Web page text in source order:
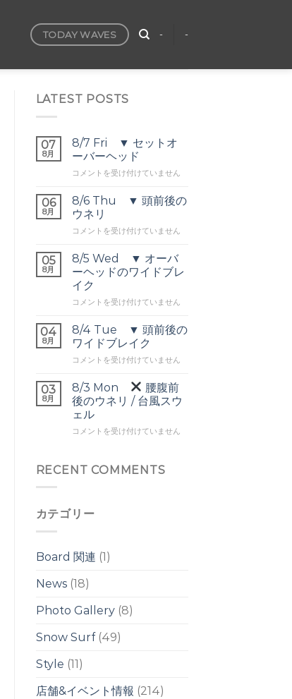
TODAY WAVES - -
LATEST POSTS
07
8月
8/7 Fri ▼ セットオ
ーバーヘッド
8/7
▼
セ
ッ
ト
ー
ヘ
ッ
は
コメントを受け付けていません
06
8月
8/6 Thu ▼ 頭前後の
ウネリ
8/6
▼
頭
後
の
ネ
リ
は
コメントを受け付けていません
05
8月
8/5 Wed ▼ オーバ
ーヘッドのワイドブレ
イク
8/5
▼
オ
ー
バ
ヘ
ッ
ド
の
ワ
ブ
は
コメントを受け付けていません
04
8月
8/4 Tue ▼ 頭前後の
ワイドブレイク
8/4
▼
頭
前
後
の
ド
ク
コメントを受け付けていません
03
8月
8/3 Mon
腰腹前
後のウネリ / 台風スウ
ェル
8/3
腰
の
リ
/
風
ウ
ル
コメントを受け付けていません
RECENT COMMENTS
カテゴリー
Board 関連 (1)
News(18)
Photo Gallery(8)
Snow Surf(49)
Style (11)
店舗&イベント情報 (214)